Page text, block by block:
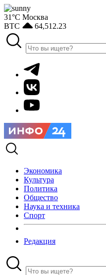
31°С Москва
BTC
64,512.23
Экономика
Культура
Политика
Общество
Наука и техника
Спорт
Редакция